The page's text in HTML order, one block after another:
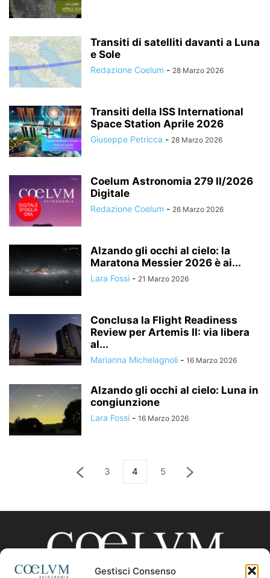
Gestisci Consenso
Transiti di satelliti davanti a Luna
e Sole
Redazione Coelum - 28 Marzo 2026
Transiti della ISS International
Space Station Aprile 2026
Giuseppe Petricca - 28 Marzo 2026
Coelum Astronomia 279 II/2026
Digitale
Redazione Coelum - 26 Marzo 2026
Alzando gli occhi al cielo: la
Maratona Messier 2026 è ai...
Lara Fossi - 21 Marzo 2026
Conclusa la Flight Readiness
Review per Artemis II: via libera
al...
Marianna Michelagnoli - 16 Marzo 2026
Alzando gli occhi al cielo: Luna in
congiunzione
Lara Fossi - 16 Marzo 2026
3 4 5